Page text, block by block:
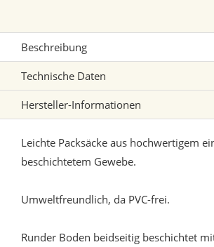
Beschreibung
Technische Daten
Hersteller-Informationen
Leichte Packsäcke aus hochwertigem
beschichtetem Gewebe.
Umweltfreundlich, da PVC-frei.
Runder Boden beidseitig beschichtet